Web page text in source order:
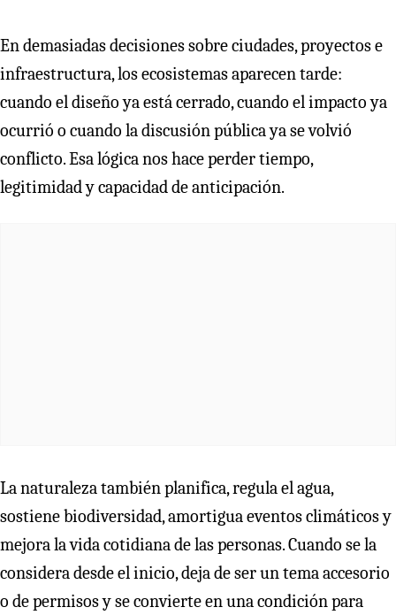
En demasiadas decisiones sobre ciudades, proyectos e
infraestructura, los ecosistemas aparecen tarde:
cuando el diseño ya está cerrado, cuando el impacto ya
ocurrió o cuando la discusión pública ya se volvió
conflicto. Esa lógica nos hace perder tiempo,
legitimidad y capacidad de anticipación.
La naturaleza también planifica, regula el agua,
sostiene biodiversidad, amortigua eventos climáticos y
mejora la vida cotidiana de las personas. Cuando se la
considera desde el inicio, deja de ser un tema accesorio
o de permisos y se convierte en una condición para